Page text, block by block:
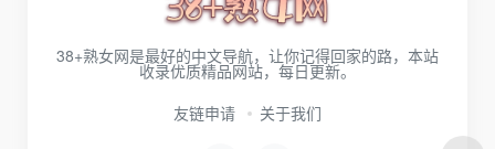
38+熟女网是最好的中文导航，让你记得回家的路，本站
收录优质精品网站，每日更新。
友链申请
关于我们